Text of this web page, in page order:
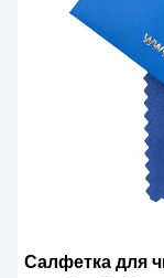
Салфетка для